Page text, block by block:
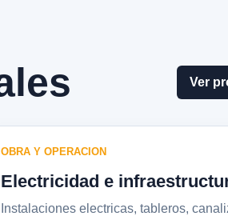
Ver
OBRA Y OPERACION
Electricidad e
Instalaciones electricas, tableros,